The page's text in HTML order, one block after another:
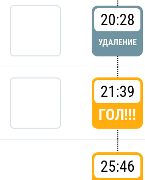
20:28
УДАЛЕНИЕ
21:39
ГОЛ!!!
25:46